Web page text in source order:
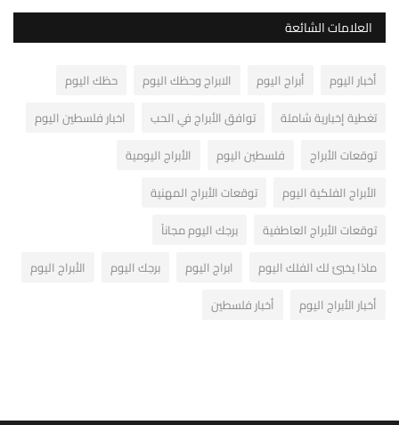
العلامات الشائعة
أخبار اليوم أبراج اليوم الابراج وحظك اليوم
حظك اليوم
تغطية إخبارية شاملة
توافق الأبراج في الحب
اخبار فلسطين اليوم
توقعات الأبراج
فلسطين اليوم
الأبراج اليومية
الأبراج الفلكية اليوم
توقعات الأبراج المهنية
توقعات الأبراج العاطفية
برجك اليوم مجاناً
ماذا يخبئ لك الفلك اليوم
ابراج اليوم برجك اليوم
الأبراج اليوم
أخبار الأبراج اليوم
أخبار فلسطين